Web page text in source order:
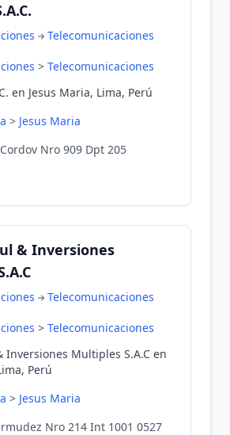
Telecomunicaciones
> Telecomunicaciones
en Jesus Maria, Lima, Perú
> Jesus Maria
Nro 909 Dpt 205
& Inversiones
Telecomunicaciones
> Telecomunicaciones
Inversiones Multiples S.A.C en
Perú
> Jesus Maria
Nro 214 Int 1001 0527